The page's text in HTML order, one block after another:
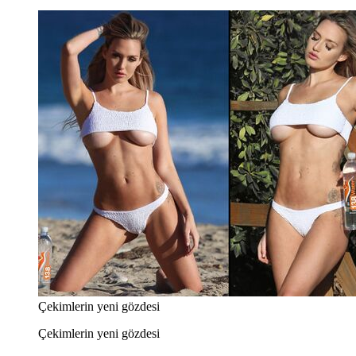
Çekimlerin yeni gözdesi
Çekimlerin yeni gözdesi